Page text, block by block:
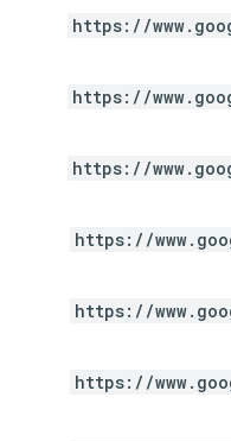
https://
https://
https://
https://
https://
https://